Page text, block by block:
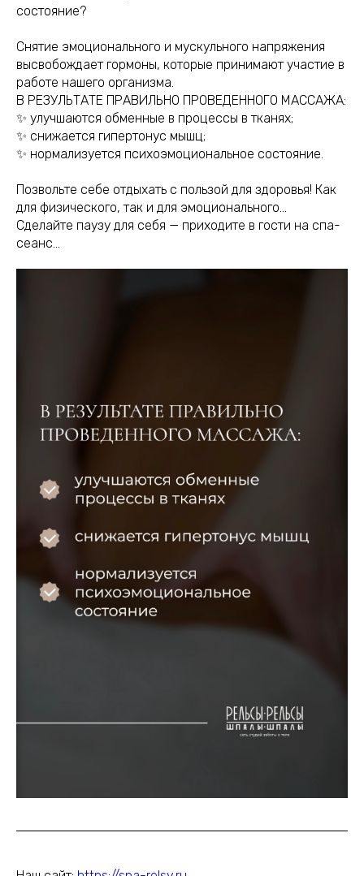
состояние?
Снятие эмоционального и мускульного напряжения
высвобождает гормоны, которые принимают участие в
работе нашего организма.
В РЕЗУЛЬТАТЕ ПРАВИЛЬНО ПРОВЕДЕННОГО МАССАЖА:
✨ улучшаются обменные в процессы в тканях;
✨ снижается гипертонус мышц;
✨ нормализуется психоэмоциональное состояние.
Позвольте себе отдыхать с пользой для здоровья! Как
для физического, так и для эмоционального...
Сделайте паузу для себя — приходите в гости на спа-
сеанс…